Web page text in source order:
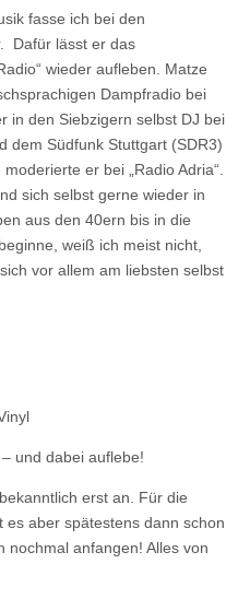
fasse ich bei den
Dafür lässt er das
wieder aufleben. Matze
Dampfradio bei
in den Siebzigern selbst DJ bei
dem Südfunk Stuttgart (SDR3)
er bei „Radio Adria“.
sich selbst gerne wieder in
aus den 40ern bis in die
weiß ich meist nicht,
vor allem am liebsten selbst
und dabei auflebe!
erst an. Für die
aber spätestens dann schon
nochmal anfangen! Alles von